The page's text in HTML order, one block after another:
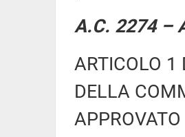
A.C. 2274 –
ARTICOLO 1
DELLA